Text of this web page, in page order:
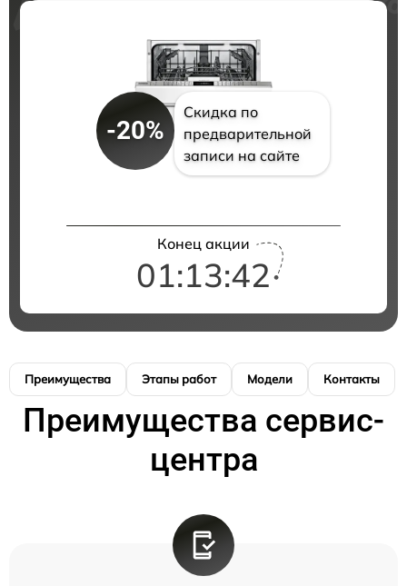
-20%
Скидка по
предварительной
записи на сайте
Конец акции
01:13:41
Преимущества Этапы работ Модели Контакты
Преимущества сервис-
центра